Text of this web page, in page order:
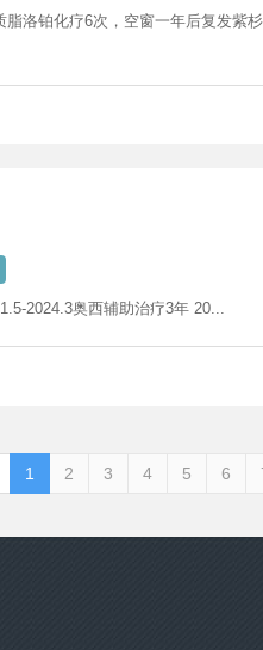
洛铂化疗6次，空窗一年后复发紫
2024.3奥西辅助治疗3年 20...
1 2 3 4 5 6